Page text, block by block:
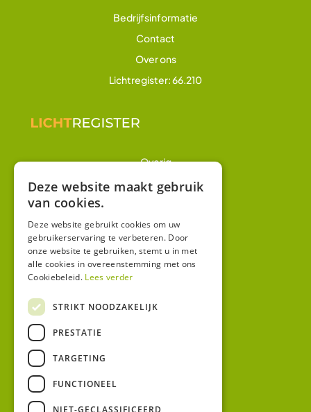
Bedrijfsinformatie
Contact
Over ons
Lichtregister: 66.210
Overig
Winkel
Algemene voorwaarden
Privacy
Bezoekadres:
Deze website maakt gebruik
van cookies.
Deze website gebruikt cookies om uw
gebruikerservaring te verbeteren. Door
onze website te gebruiken, stemt u in met
alle cookies in overeenstemming met ons
Cookiebeleid. Lees verder
STRIKT NOODZAKELIJK
PRESTATIE
TARGETING
FUNCTIONEEL
NIET-GECLASSIFICEERD